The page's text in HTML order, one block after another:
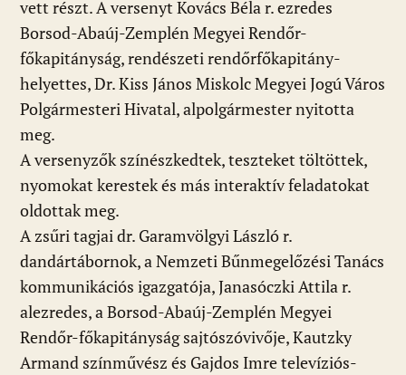
vett részt. A versenyt Kovács Béla r. ezredes
Borsod-Abaúj-Zemplén Megyei Rendőr-
főkapitányság, rendészeti rendőrfőkapitány-
helyettes, Dr. Kiss János Miskolc Megyei Jogú Város
Polgármesteri Hivatal, alpolgármester nyitotta
meg.
A versenyzők színészkedtek, teszteket töltöttek,
nyomokat kerestek és más interaktív feladatokat
oldottak meg.
A zsűri tagjai dr. Garamvölgyi László r.
dandártábornok, a Nemzeti Bűnmegelőzési Tanács
kommunikációs igazgatója, Janasóczki Attila r.
alezredes, a Borsod-Abaúj-Zemplén Megyei
Rendőr-főkapitányság sajtószóvivője, Kautzky
Armand színművész és Gajdos Imre televíziós-